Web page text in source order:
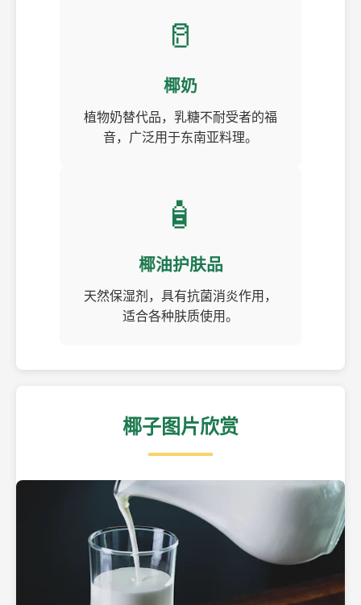
🥛
椰奶
植物奶替代品，乳糖不耐受者的福
音，广泛用于东南亚料理。
🧴
椰油护肤品
天然保湿剂，具有抗菌消炎作用，
适合各种肤质使用。
椰子图片欣赏